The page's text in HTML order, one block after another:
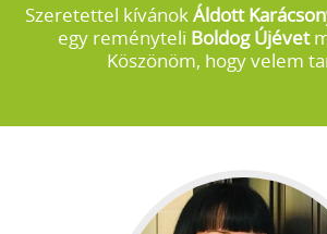
Szeretettel kívánokÁldott
egy reményteli Boldog Újévet
Köszönöm, hogy velem